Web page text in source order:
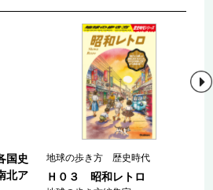
国史
北ア
地球の歩き方 歴史時代
Ｈ０３ 昭和レトロ